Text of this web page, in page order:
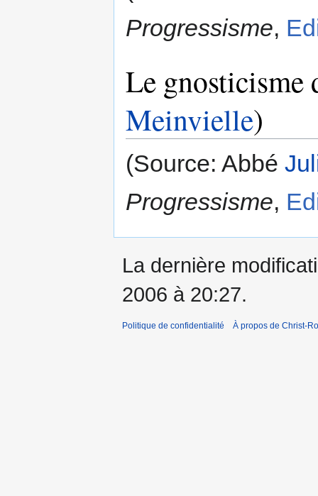
Progressisme,
Le
Meinvielle)
(Source: Abbé
Progressisme,
La dernière
2006 à 20:27.
Politique de confidentialité À propos de Christ-